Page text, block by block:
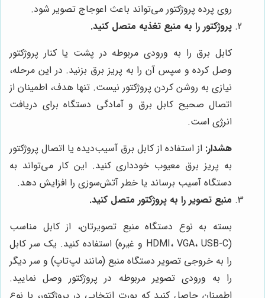
روی پرده پروژکتور می‌تواند باعث اعوجاج تصویر شود.
پروژکتور را به منبع تغذیه متصل کنید.
کابل برق را به ورودی مربوطه در پشت یا کنار پروژکتور
وصل کرده و سپس آن را به پریز برق بزنید. در این مرحله،
نیازی به روشن کردن پروژکتور نیست. تنها هدف، اطمینان از
اتصال صحیح کابل برق و آمادگی دستگاه برای دریافت
انرژی است.
هشدار: از استفاده از کابل برق آسیب‌دیده یا اتصال پروژکتور
به پریز برق معیوب خودداری کنید. این کار می‌تواند به
دستگاه آسیب برساند یا خطر آتش‌سوزی را افزایش دهد.
منبع تصویر را به پروژکتور متصل کنید.
بسته به نوع دستگاه منبع تصویرتان، از کابل مناسب
(HDMI، VGA، USB-C و غیره) استفاده کنید. یک سر کابل
را به خروجی تصویر دستگاه منبع (مانند لپ‌تاپ) و سر دیگر
را به ورودی تصویر مربوطه در پروژکتور وصل نمایید.